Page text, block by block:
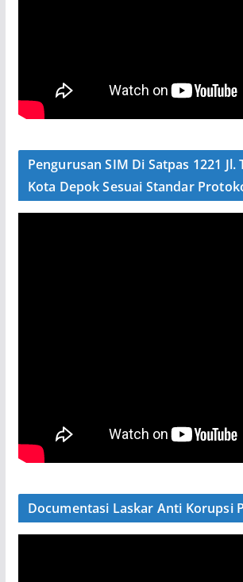
Pengurusan SIM Di Satpas 1221
Kota Depok Sesuai Standar
Documentasi Laskar Anti Korupsi